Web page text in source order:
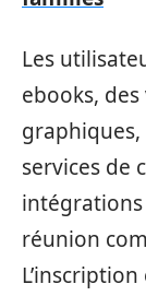
Les
ebooks,
services de
réunion